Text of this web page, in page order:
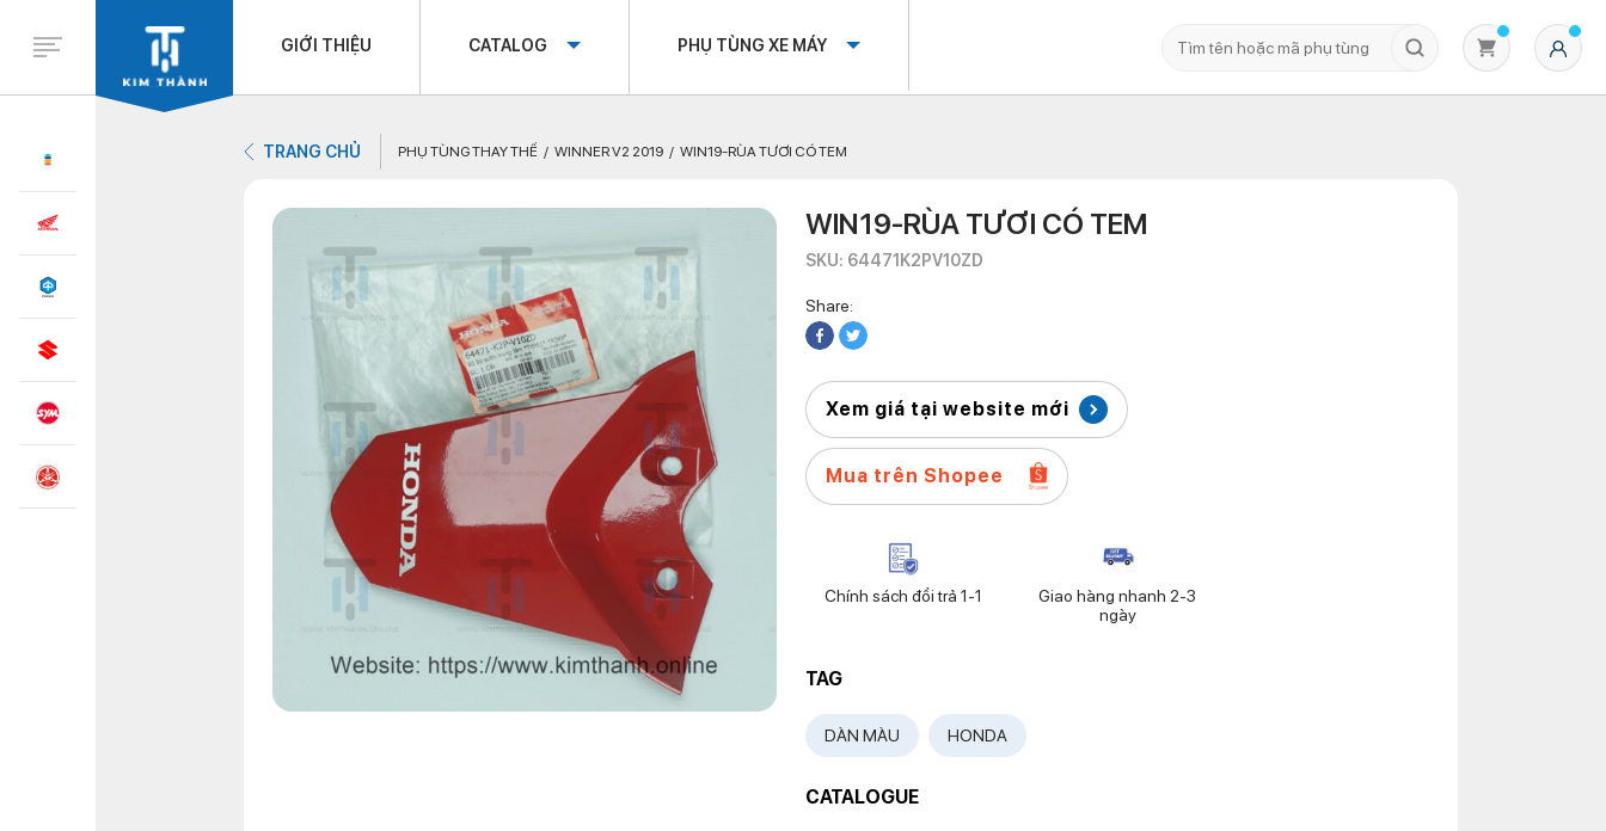
GIỚI THIỆU CATALOG PHỤ TÙNG XE MÁY
TRANG CHỦ PHỤ TÙNG THAY THẾ WINNER V2 2019 WIN19-RÙA TƯƠI CÓ TEM
WIN19-RÙA TƯƠI CÓ TEM
SKU: 64471K2PV10ZD
Share:
Xem giá tại website mới
Mua trên Shopee
Chính sách đổi trả 1-1
Giao hàng nhanh 2-3
ngày
TAG
DÀN MÀU HONDA
CATALOGUE